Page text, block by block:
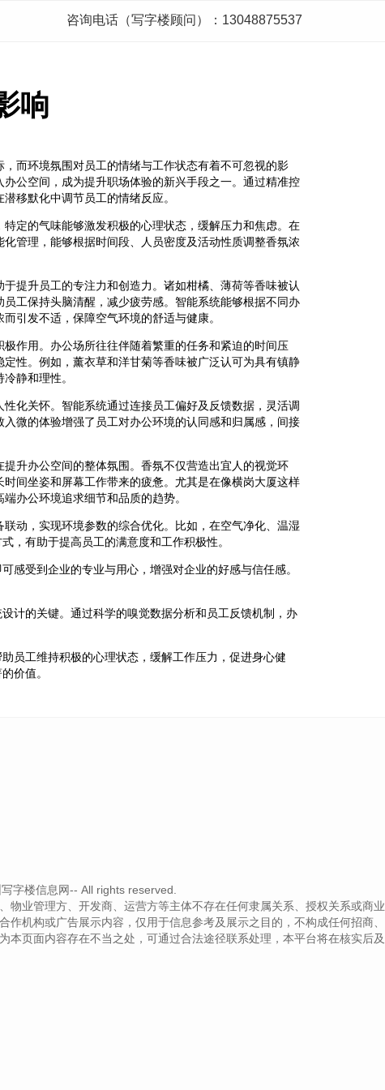
咨询电话（写字楼顾问）：13048875537
响
而环境氛围对员工的情绪与工作状态有着不可忽视的影
公空间，成为提升职场体验的新兴手段之一。通过精准控
移默化中调节员工的情绪反应。
定的气味能够激发积极的心理状态，缓解压力和焦虑。在
管理，能够根据时间段、人员密度及活动性质调整香氛浓
提升员工的专注力和创造力。诸如柑橘、薄荷等香味被认
工保持头脑清醒，减少疲劳感。智能系统能够根据不同办
引发不适，保障空气环境的舒适与健康。
作用。办公场所往往伴随着繁重的任务和紧迫的时间压
性。例如，薰衣草和洋甘菊等香味被广泛认可为具有镇静
静和理性。
化关怀。智能系统通过连接员工偏好及反馈数据，灵活调
微的体验增强了员工对办公环境的认同感和归属感，间接
升办公空间的整体氛围。香氛不仅营造出宜人的视觉环
间坐姿和屏幕工作带来的疲惫。尤其是在像横岗大厦这样
办公环境追求细节和品质的趋势。
动，实现环境参数的综合优化。比如，在空气净化、温湿
，有助于提高员工的满意度和工作积极性。
感受到企业的专业与用心，增强对企业的好感与信任感。
计的关键。通过科学的嗅觉数据分析和员工反馈机制，办
员工维持积极的心理状态，缓解工作压力，促进身心健
价值。
字楼信息网-- All rights reserved.
业管理方、开发商、运营方等主体不存在任何隶属关系、授权关系或商业
机构或广告展示内容，仅用于信息参考及展示之目的，不构成任何招商、
页面内容存在不当之处，可通过合法途径联系处理，本平台将在核实后及